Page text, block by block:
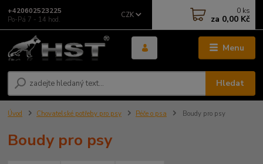
Menu
CZK
Hledat
+420602523225
Po-Pá 7 - 14 hod.
0 ks
za 0,00 Kč
Úvod Chovatelské potřeby pro psy Péče o psa Boudy pro psy
Boudy pro psy